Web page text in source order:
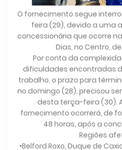
O fornecimento segue
feira (29), devido a uma
concessionária que ocorre
Dias, no Centro,
Por conta da
dificuldades encontradas
trabalho, o prazo para
no domingo (28), precisou
desta terça-feira (30).
fornecimento ocorrerá, de
48 horas, após a
Regiões
•Belford Roxo, Duque de